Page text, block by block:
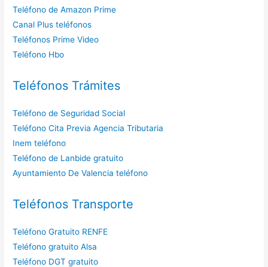
Teléfono de Amazon Prime
Canal Plus teléfonos
Teléfonos Prime Video
Teléfono Hbo
Teléfonos Trámites
Teléfono de Seguridad Social
Teléfono Cita Previa Agencia Tributaria
Inem teléfono
Teléfono de Lanbide gratuito
Ayuntamiento De Valencia teléfono
Teléfonos Transporte
Teléfono Gratuito RENFE
Teléfono gratuito Alsa
Teléfono DGT gratuito